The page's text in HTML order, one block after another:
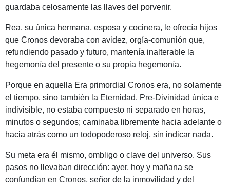
guardaba celosamente las llaves del porvenir.
Rea, su única hermana, esposa y cocinera, le ofrecía hijos
que Cronos devoraba con avidez, orgía-comunión que,
refundiendo pasado y futuro, mantenía inalterable la
hegemonía del presente o su propia hegemonía.
Porque en aquella Era primordial Cronos era, no solamente
el tiempo, sino también la Eternidad. Pre-Divinidad única e
indivisible, no estaba compuesto ni separado en horas,
minutos o segundos; caminaba libremente hacia adelante o
hacia atrás como un todopoderoso reloj, sin indicar nada.
Su meta era él mismo, ombligo o clave del universo. Sus
pasos no llevaban dirección: ayer, hoy y mañana se
confundían en Cronos, señor de la inmovilidad y del